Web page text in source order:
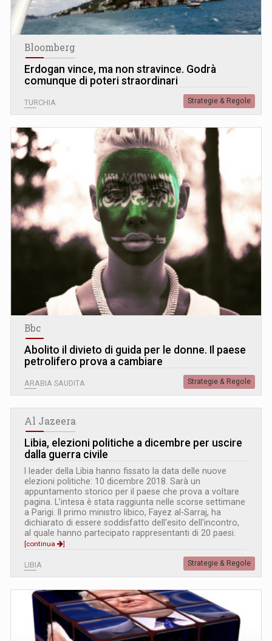
Bloomberg
Erdogan vince, ma non stravince. Godrà
comunque di poteri straordinari
TURCHIA Strategie & Regole
Bbc
Abolito il divieto di guida per le donne. Il paese
petrolifero prova a cambiare
ARABIA SAUDITA Strategie & Regole
Al Jazeera
Libia, elezioni politiche a dicembre per uscire
dalla guerra civile
I leader della Libia hanno fissato la data delle nuove
elezioni politiche: 10 dicembre 2018. Sarà un
appuntamento storico per il paese che prova a voltare
pagina. L’intesa è stata raggiunta nelle scorse settimane
a Parigi. Il primo ministro libico, Fayez al-Sarraj, ha
dichiarato di essere soddisfatto dell'esito dell'incontro,
al quale hanno partecipato rappresentanti di 20 paesi.
[continua ]
LIBIA Strategie & Regole